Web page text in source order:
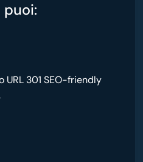
puoi:
URL 301 SEO-friendly